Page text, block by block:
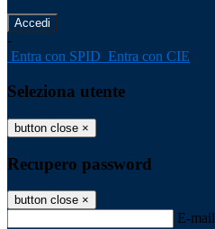
-
Entra con SPID Entra con CIE
Seleziona utente
button close ×
Recupero password
button close ×
E-mail